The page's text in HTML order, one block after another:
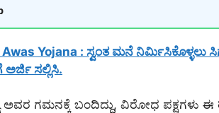
Awas Yojana : ಸ್ವಂತ ಮನೆ ನಿರ್ಮಿಸಿಕೊಳ್ಳಲು
ಸಲ್ಲಿಸಿ.
ಗಮನಕ್ಕೆ ಬಂದಿದ್ದು, ವಿರೋಧ ಪಕ್ಷಗಳು